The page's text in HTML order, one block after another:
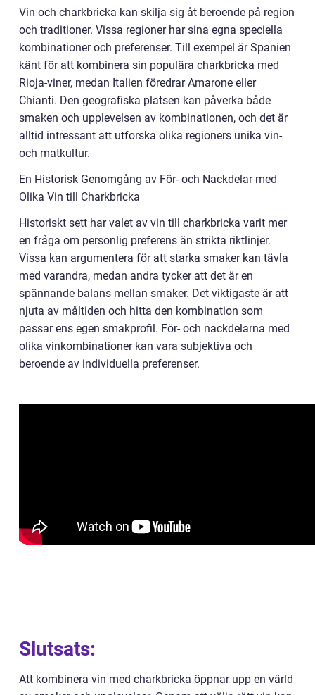
Vin och charkbricka kan skilja sig åt beroende på region
och traditioner. Vissa regioner har sina egna speciella
kombinationer och preferenser. Till exempel är Spanien
känt för att kombinera sin populära charkbricka med
Rioja-viner, medan Italien föredrar Amarone eller
Chianti. Den geografiska platsen kan påverka både
smaken och upplevelsen av kombinationen, och det är
alltid intressant att utforska olika regioners unika vin-
och matkultur.
En Historisk Genomgång av För- och Nackdelar med
Olika Vin till Charkbricka
Historiskt sett har valet av vin till charkbricka varit mer
en fråga om personlig preferens än strikta riktlinjer.
Vissa kan argumentera för att starka smaker kan tävla
med varandra, medan andra tycker att det är en
spännande balans mellan smaker. Det viktigaste är att
njuta av måltiden och hitta den kombination som
passar ens egen smakprofil. För- och nackdelarna med
olika vinkombinationer kan vara subjektiva och
beroende av individuella preferenser.
Slutsats:
Att kombinera vin med charkbricka öppnar upp en värld